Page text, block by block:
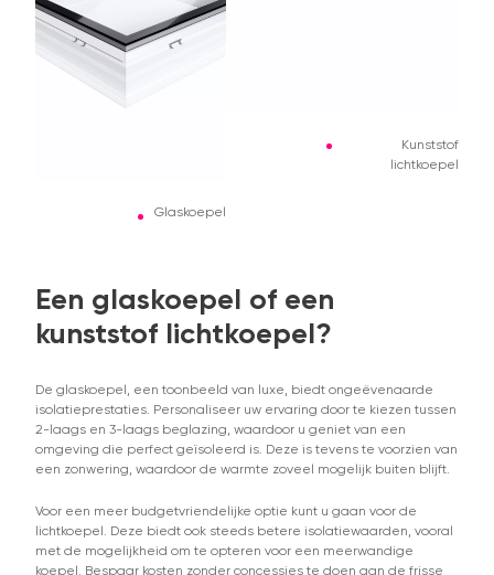
Een glaskoepel of een
kunststof lichtkoepel?
De glaskoepel, een toonbeeld van luxe, biedt ongeëvenaarde
isolatieprestaties. Personaliseer uw ervaring door te kiezen tussen
2-laags en 3-laags beglazing, waardoor u geniet van een
omgeving die perfect geïsoleerd is. Deze is tevens te voorzien van
een zonwering, waardoor de warmte zoveel mogelijk buiten blijft.
Voor een meer budgetvriendelijke optie kunt u gaan voor de
lichtkoepel. Deze biedt ook steeds betere isolatiewaarden, vooral
met de mogelijkheid om te opteren voor een meerwandige
koepel. Bespaar kosten zonder concessies te doen aan de frisse
Kunststof
lichtkoepel
Glaskoepel